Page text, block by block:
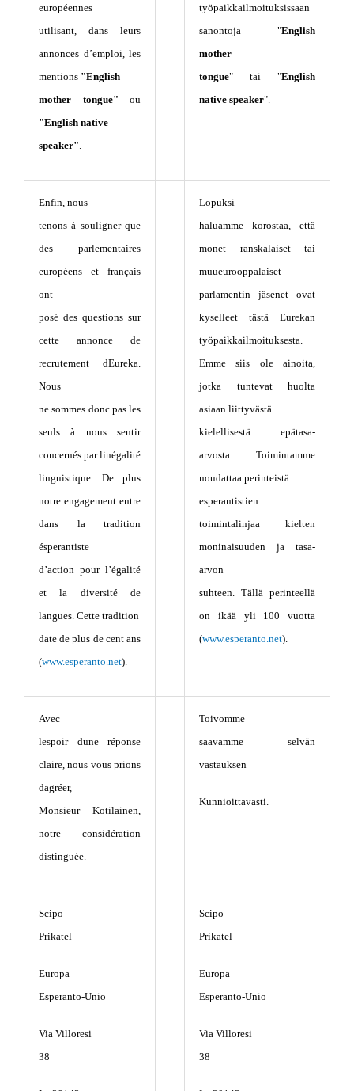
européennes
utilisant, dans leurs
annonces d’emploi, les
mentions "English
mother tongue" ou
"English native
speaker"
työpaikkailmoituksissaan
sanontoja "English
mother
tongue" tai "English
native speaker".
Enfin, nous
tenons à souligner que
des parlementaires
européens et français
ont
posé des questions sur
cette annonce de
recrutement dEureka.
Nous
ne sommes donc pas les
seuls à nous sentir
concernés par linégalité
linguistique. De plus
notre engagement entre
dans la tradition
ésperantiste
d’action pour l’égalité
et la diversité de
langues. Cette tradition
date de plus de cent ans
(www.esperanto.net).
Lopuksi
haluamme korostaa, että
monet ranskalaiset tai
muueurooppalaiset
parlamentin jäsenet ovat
kyselleet tästä Eurekan
työpaikkailmoituksesta.
Emme siis ole ainoita,
jotka tuntevat huolta
asiaan liittyvästä
kielellisestä epätasa-
arvosta. Toimintamme
noudattaa perinteistä
esperantistien
toimintalinjaa kielten
moninaisuuden ja tasa-
arvon
suhteen. Tällä perinteellä
on ikää yli 100 vuotta
(www.esperanto.net).
Avec
lespoir dune réponse
claire, nous vous prions
dagréer,
Monsieur Kotilainen,
notre considération
distinguée.
Toivomme
saavamme selvän
vastauksen
Kunnioittavasti.
Scipo
Prikatel
Europa
Esperanto-Unio
Via Villoresi
38
Scipo
Prikatel
Europa
Esperanto-Unio
Via Villoresi
38